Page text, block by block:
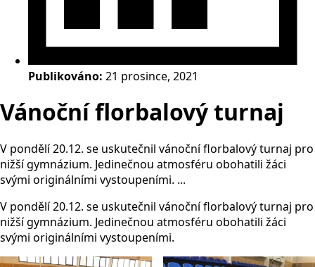
Publikováno: 21 prosince, 2021
Vánoční florbalový turnaj
V pondělí 20.12. se uskutečnil vánoční florbalový turnaj pro
nižší gymnázium. Jedinečnou atmosféru obohatili žáci
svými originálními vystoupeními. ...
V pondělí 20.12. se uskutečnil vánoční florbalový turnaj pro
nižší gymnázium. Jedinečnou atmosféru obohatili žáci
svými originálními vystoupeními.